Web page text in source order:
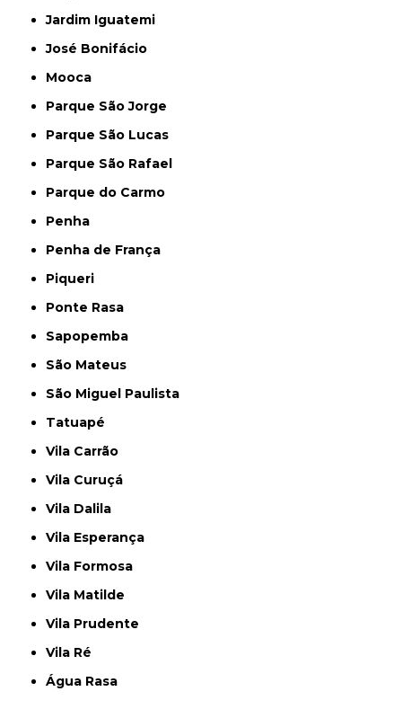
Jardim Iguatemi
José Bonifácio
Mooca
Parque São Jorge
Parque São Lucas
Parque São Rafael
Parque do Carmo
Penha
Penha de França
Piqueri
Ponte Rasa
Sapopemba
São Mateus
São Miguel Paulista
Tatuapé
Vila Carrão
Vila Curuçá
Vila Dalila
Vila Esperança
Vila Formosa
Vila Matilde
Vila Prudente
Vila Ré
Água Rasa